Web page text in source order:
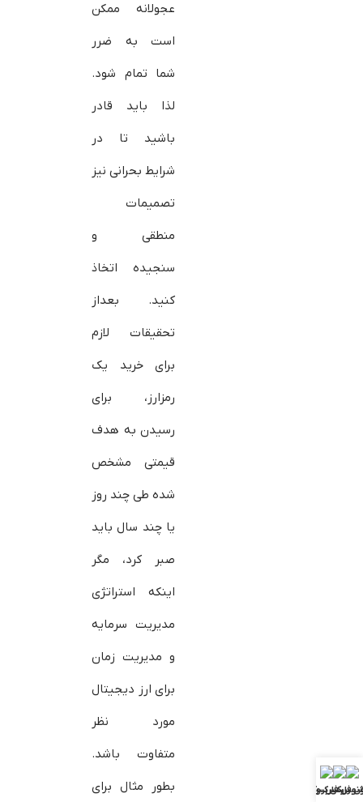
عجولانه ممکن
است به ضرر
شما تمام شود.
لذا باید قادر
باشید تا در
شرایط بحرانی نیز
تصمیمات
منطقی و
سنجیده اتخاذ
کنید. بعداز
تحقیقات لازم
برای خرید یک
رمزارز، برای
رسیدن به هدف
قیمتی مشخص
شده طی چند روز
یا چند سال باید
صبر کرد، مگر
اینکه استراتژی
مدیریت سرمایه
و مدیریت زمان
برای ارز دیجیتال
مورد نظر
متفاوت باشد.
بطور مثال برای
فارکس
فارکس
بررسی بروکرها